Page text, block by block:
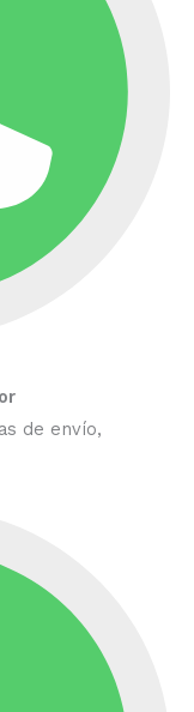
de envío,